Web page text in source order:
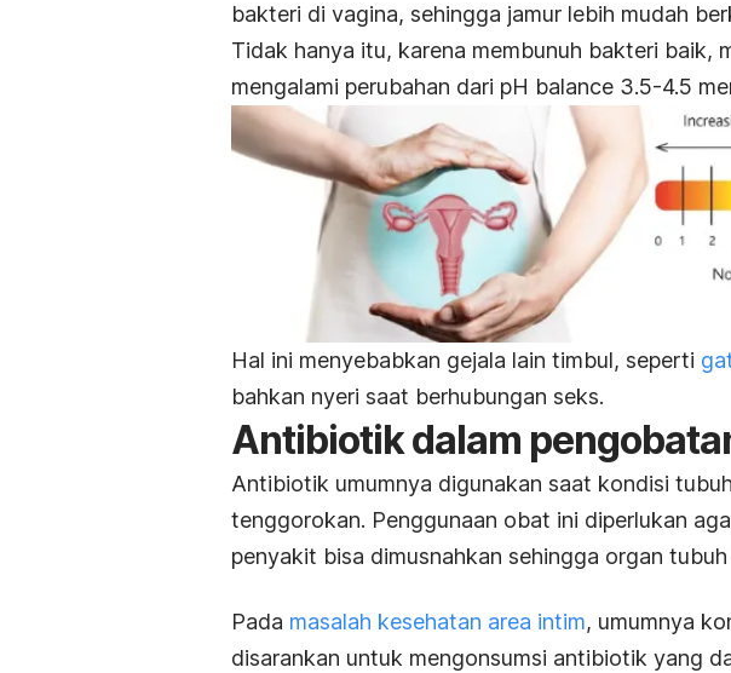
bakteri di vagina, sehingga jamur lebih mudah
Tidak hanya itu, karena membunuh bakteri baik,
mengalami perubahan dari pH balance 3.5-4.5
Hal ini menyebabkan gejala lain timbul, seperti
bahkan nyeri saat berhubungan seks.
Antibiotik dalam
Antibiotik umumnya digunakan saat kondisi
tenggorokan. Penggunaan obat ini diperlukan
penyakit bisa dimusnahkan sehingga organ
Pada masalah kesehatan area intim, umumnya
disarankan untuk mengonsumsi antibiotik yang